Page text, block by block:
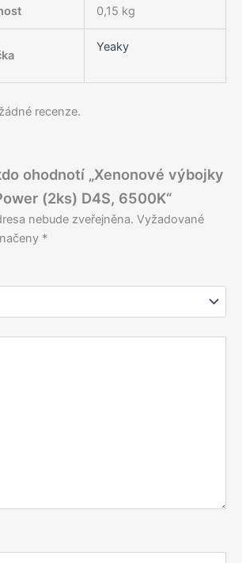
0,15 kg
Yeaky
recenze.
ohodnotí „Xenonové výbojky
(2ks) D4S, 6500K“
nebude zveřejněna. Vyžadované
*